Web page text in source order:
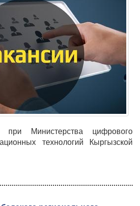
при Министерства цифрового
технологий Кыргызской